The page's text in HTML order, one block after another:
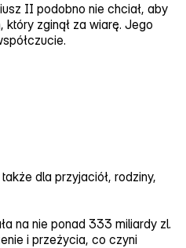
II podobno nie chciał, aby
który zginął za wiarę. Jego
dla przyjaciół, rodziny,
na nie ponad 333 miliardy zl.
i przeżycia, co czyni